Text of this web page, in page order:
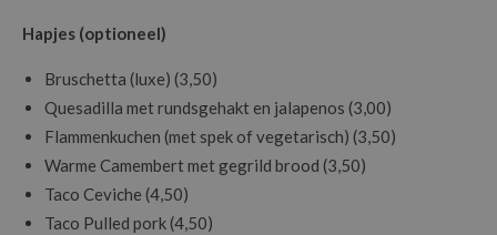
Hapjes (optioneel)
Bruschetta (luxe) (3,50)
Quesadilla met rundsgehakt en jalapenos (3,00)
Flammenkuchen (met spek of vegetarisch) (3,50)
Warme Camembert met gegrild brood (3,50)
Taco Ceviche (4,50)
Taco Pulled pork (4,50)